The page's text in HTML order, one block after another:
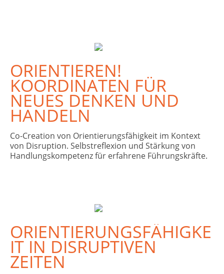
ORIENTIEREN!
KOORDINATEN FÜR
NEUES DENKEN UND
HANDELN
Co-Creation von Orientierungsfähigkeit im Kontext
von Disruption. Selbstreflexion und Stärkung von
Handlungskompetenz für erfahrene Führungskräfte.
ORIENTIERUNGSFÄHIGKE
IT IN DISRUPTIVEN
ZEITEN